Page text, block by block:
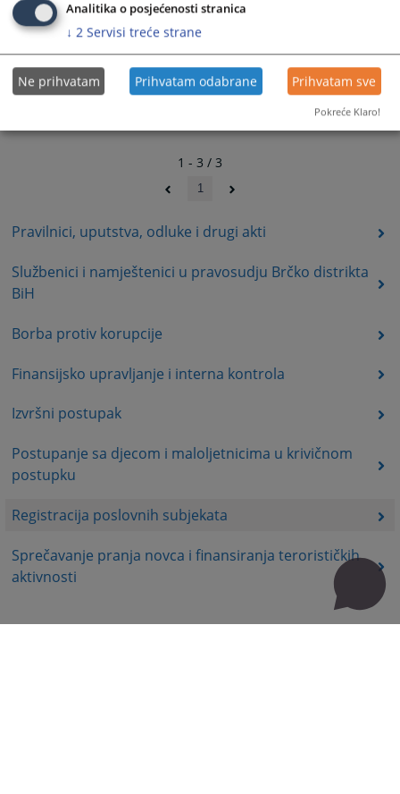
Pravilnici, uputstva, odluke i drugi akti
Službenici i namještenici u pravosudju Brčko distrikta
BiH
Borba protiv korupcije
Finansijsko upravljanje i interna kontrola
Izvršni postupak
Postupanje sa djecom i maloljetnicima u krivičnom
postupku
Registracija poslovnih subjekata
Sprečavanje pranja novca i finansiranja terorističkih
aktivnosti
1 - 3 / 3
1
Analitika o posjećenosti stranica
↓ 2 Servisi treće strane
Ne prihvatam Prihvatam odabrane Prihvatam sve
Pokreće Klaro!